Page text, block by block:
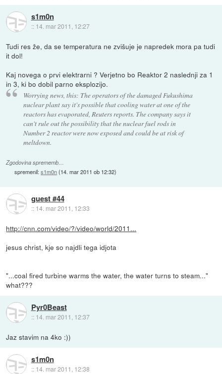
s1m0n
:: 14. mar 2011, 12:27
Tudi res že, da se temperatura ne zvišuje je napredek mora pa tudi
it dol!
Kaj novega o prvi elektrarni ? Verjetno bo Reaktor 2 naslednji za 1
in 3, ki bo dobil parno eksplozijo.
Worrying news, this: The operators of the damaged Fukushima
nuclear plant say it's possible that cooling water at one of the
reactors has evaporated, Reuters reports. The company says it
can't rule out the possibility that the nuclear fuel rods in
Number 2 reactor were now exposed and could be at risk of
meltdown.
Zgodovina sprememb…
spremenil:s1m0n(14. mar 2011 ob 12:32)
guest #44
:: 14. mar 2011, 12:33
http://cnn.com/video/?/video/world/2011...
jesus christ, kje so najdli tega idjota
"...coal fired turbine warms the water, the water turns to steam..."
what???
Pyr0Beast
:: 14. mar 2011, 12:37
Jaz stavim na 4ko :))
s1m0n
:: 14. mar 2011, 12:38